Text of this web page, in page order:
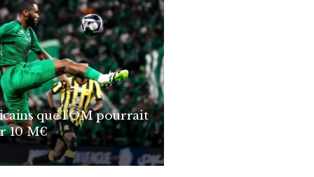
que l’OM pourrait
10 M€